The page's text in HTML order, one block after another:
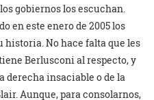
gobiernos los escuchan.
en este enero de 2005 los
historia. No hace falta que les
Berlusconi al respecto, y
derecha insaciable o de la
Aunque, para consolarnos,